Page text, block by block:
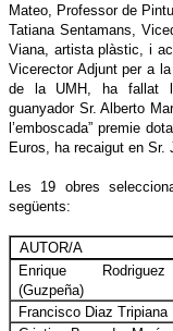
Mateo, Professor de
Tatiana Sentamans,
Viana, artista plàstic, i
Vicerector Adjunt per a
de la UMH, ha fallat
guanyador Sr. Alberto
l’emboscada” premie
Euros, ha recaigut en Sr.
Les 19 obres
següents:
AUTOR/A
Enrique
(Guzpeña)
Francisco Diaz Tripiana